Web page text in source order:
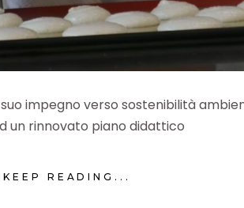
impegno verso sostenibilità
un rinnovato piano didattico
KEEP READING...